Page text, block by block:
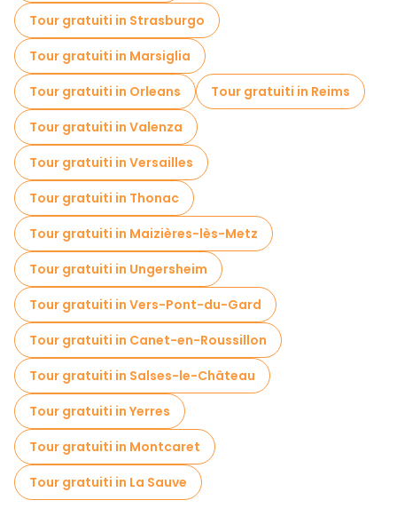
Tour gratuiti in Strasburgo
Tour gratuiti in Marsiglia
Tour gratuiti in Orleans
Tour gratuiti in Reims
Tour gratuiti in Valenza
Tour gratuiti in Versailles
Tour gratuiti in Thonac
Tour gratuiti in Maizières-lès-Metz
Tour gratuiti in Ungersheim
Tour gratuiti in Vers-Pont-du-Gard
Tour gratuiti in Canet-en-Roussillon
Tour gratuiti in Salses-le-Château
Tour gratuiti in Yerres
Tour gratuiti in Montcaret
Tour gratuiti in La Sauve